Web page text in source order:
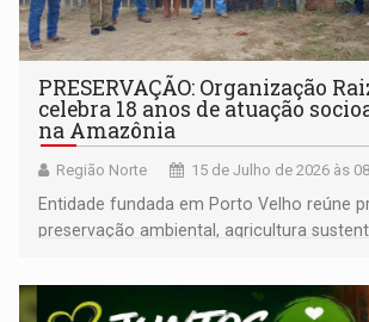
PRESERVAÇÃO: Organização
celebra 18 anos de atuação
na Amazônia
Região Norte 15 de Julho de 2026 às
Entidade fundada em Porto Velho reúne
preservação ambiental, agricultura
amazônicas